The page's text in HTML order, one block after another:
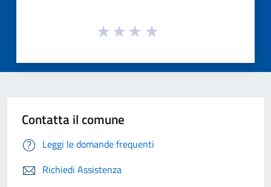
Contatta il comune
Leggi le domande frequenti
Richiedi Assistenza